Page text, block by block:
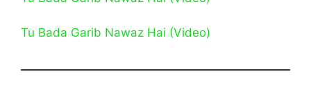
Tu Bada Garib Nawaz Hai (Video)